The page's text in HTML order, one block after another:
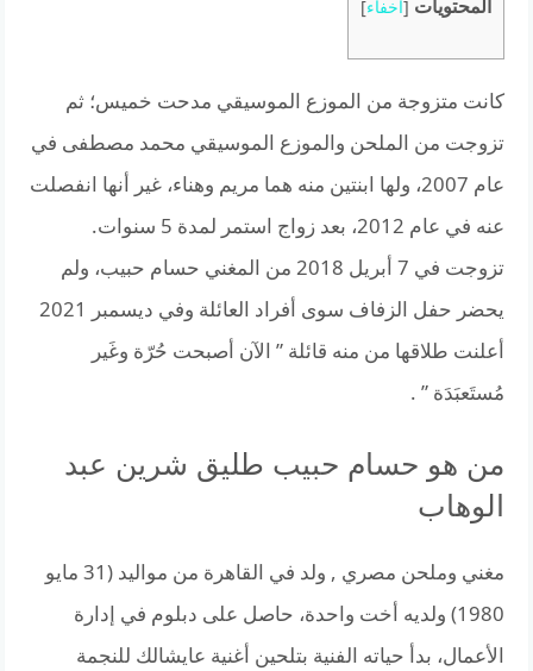
المحتويات [اخفاء]
كانت متزوجة من الموزع الموسيقي مدحت خميس؛ ثم
تزوجت من الملحن والموزع الموسيقي محمد مصطفى في
عام 2007، ولها ابنتين منه هما مريم وهناء، غير أنها انفصلت
عنه في عام 2012، بعد زواج استمر لمدة 5 سنوات.
تزوجت في 7 أبريل 2018 من المغني حسام حبيب، ولم
يحضر حفل الزفاف سوى أفراد العائلة وفي ديسمبر 2021
أعلنت طلاقها من منه قائلة ” الآن أصبحت حُرّة وغَير
مُستَعبَدَة ” .
من هو حسام حبيب طليق شرين عبد
الوهاب
مغني وملحن مصري , ولد في القاهرة من مواليد (31 مايو
1980) ولديه أخت واحدة، حاصل على دبلوم في إدارة
الأعمال، بدأ حياته الفنية بتلحين أغنية عايشالك للنجمة